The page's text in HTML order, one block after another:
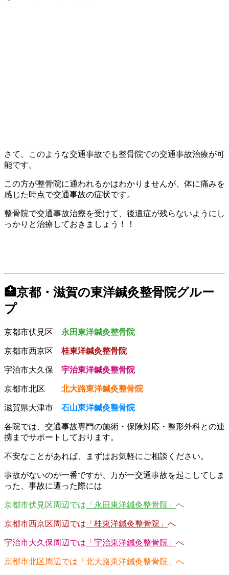
さて、このような交通事故でも整骨院での交通事故治療が可
能です。
この方が整骨院に通われるかはわかりませんが、体に痛みを
感じた時点で交通事故の症状です。
整骨院で交通事故治療を受けて、後遺症が残らないようにし
っかりと治療しておきましょう！！
🏥京都・滋賀の東洋鍼灸整骨院グルー
プ
京都市伏見区 永田東洋鍼灸整骨院
京都市西京区 桂東洋鍼灸整骨院
宇治市大久保 宇治東洋鍼灸整骨院
京都市北区 北大路東洋鍼灸整骨院
滋賀県大津市 石山東洋鍼灸整骨院
各院では、交通事故専門の施術・保険対応・整形外科との連
携までサポートしております。
不安なことがあれば、まずはお気軽にご相談ください。
事故がないのが一番ですが、万が一交通事故を起こしてしま
った、事故に遭った際には
京都市伏見区周辺では 「永田東洋鍼灸整骨院」 へ
京都市西京区周辺では 「桂東洋鍼灸整骨院」 へ
宇治市大久保周辺では 「宇治東洋鍼灸整骨院」 へ
京都市北区周辺では 「北大路東洋鍼灸整骨院」 へ